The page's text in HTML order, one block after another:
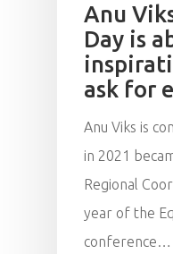
Anu
Day is
ask for
Anu Viks is
in 2021
Regional
year of the
conference…